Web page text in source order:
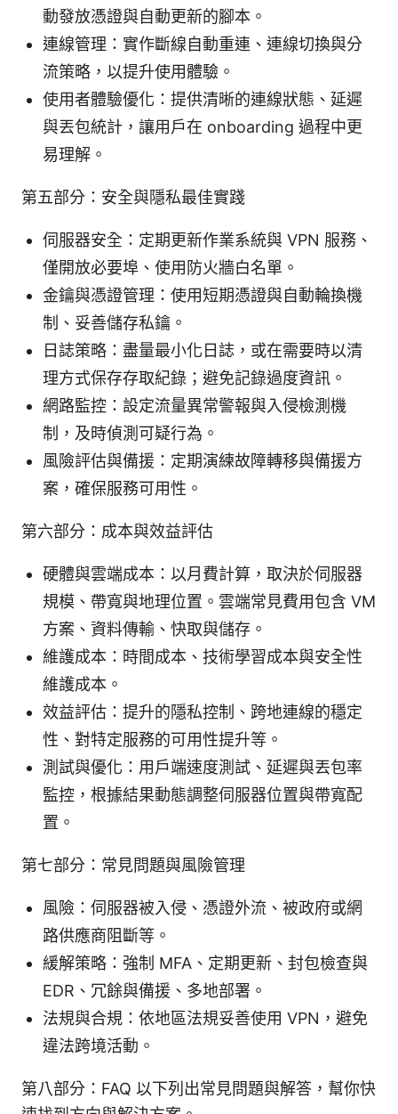
動發放憑證與自動更新的腳本。
連線管理：實作斷線自動重連、連線切換與分
流策略，以提升使用體驗。
使用者體驗優化：提供清晰的連線狀態、延遲
與丟包統計，讓用戶在 onboarding 過程中更
易理解。
第五部分：安全與隱私最佳實踐
伺服器安全：定期更新作業系統與 VPN 服務、
僅開放必要埠、使用防火牆白名單。
金鑰與憑證管理：使用短期憑證與自動輪換機
制、妥善儲存私鑰。
日誌策略：盡量最小化日誌，或在需要時以清
理方式保存存取紀錄；避免記錄過度資訊。
網路監控：設定流量異常警報與入侵檢測機
制，及時偵測可疑行為。
風險評估與備援：定期演練故障轉移與備援方
案，確保服務可用性。
第六部分：成本與效益評估
硬體與雲端成本：以月費計算，取決於伺服器
規模、帶寬與地理位置。雲端常見費用包含 VM
方案、資料傳輸、快取與儲存。
維護成本：時間成本、技術學習成本與安全性
維護成本。
效益評估：提升的隱私控制、跨地連線的穩定
性、對特定服務的可用性提升等。
測試與優化：用戶端速度測試、延遲與丟包率
監控，根據結果動態調整伺服器位置與帶寬配
置。
第七部分：常見問題與風險管理
風險：伺服器被入侵、憑證外流、被政府或網
路供應商阻斷等。
緩解策略：強制 MFA、定期更新、封包檢查與
EDR、冗餘與備援、多地部署。
法規與合規：依地區法規妥善使用 VPN，避免
違法跨境活動。
第八部分：FAQ 以下列出常見問題與解答，幫你快